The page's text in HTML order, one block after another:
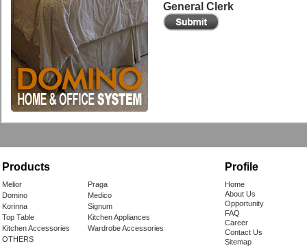
General Clerk
Products
Melior
Praga
Domino
Medico
Korinna
Signum
Top Table
Kitchen Appliances
Kitchen Accessories
Wardrobe Accessories
OTHERS
Profile
Home
About Us
Opportunity
FAQ
Career
Contact Us
Sitemap